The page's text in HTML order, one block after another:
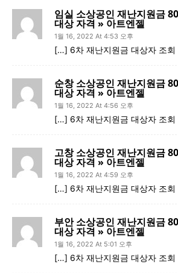
임실 소상공인 재난지원금
대상 자격 » 아트엔젤
1월 16, 2022 At 4:53 오후
[…] 6차 재난지원금 대상자 조
순창 소상공인 재난지원금
대상 자격 » 아트엔젤
1월 16, 2022 At 4:56 오후
[…] 6차 재난지원금 대상자 조
고창 소상공인 재난지원금
대상 자격 » 아트엔젤
1월 16, 2022 At 4:59 오후
[…] 6차 재난지원금 대상자 조
부안 소상공인 재난지원금
대상 자격 » 아트엔젤
1월 16, 2022 At 5:01 오후
[…] 6차 재난지원금 대상자 조